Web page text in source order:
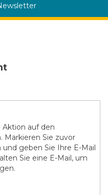
Aktion auf den
Sie zuvor
geben Sie Ihre E-Mail
Sie eine E-Mail, um